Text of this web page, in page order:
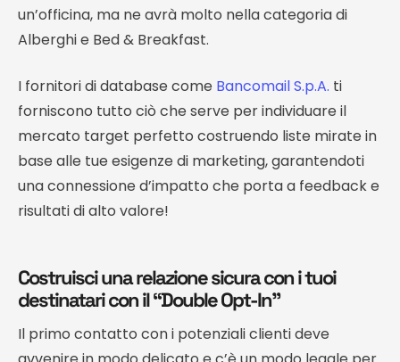
un’officina, ma ne avrà molto nella categoria di
Alberghi e Bed & Breakfast.
I fornitori di database come Bancomail S.p.A. ti
forniscono tutto ciò che serve per individuare il
mercato target perfetto costruendo liste mirate in
base alle tue esigenze di marketing, garantendoti
una connessione d’impatto che porta a feedback e
risultati di alto valore!
Costruisci una relazione sicura con i tuoi
destinatari con il “Double Opt-In”
Il primo contatto con i potenziali clienti deve